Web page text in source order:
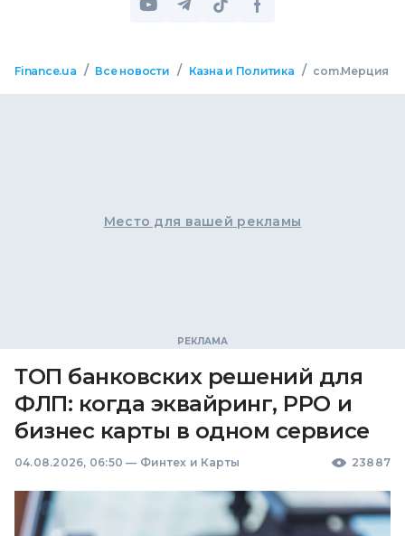
Finance.ua / Все новости / Казна и Политика / com.Мерция
Место для вашей рекламы
ТОП банковских решений для
ФЛП: когда эквайринг, РРО и
бизнес карты в одном сервисе
04.08.2026, 06:50 — Финтех и Карты 23887